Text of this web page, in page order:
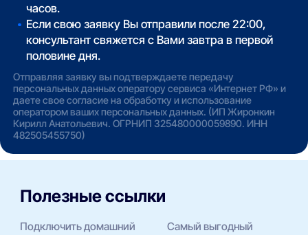
часов.
Если свою заявку Вы отправили после 22:00,
консультант свяжется с Вами завтра в первой
половине дня.
Отправляя заявку вы подтверждаете передачу
персональных данных оператору сервиса «Интернет РФ» и
даете свое согласие на обработку и использование
оператором ваших персональных данных. (ИП Жиронкин
Кирилл Анатольевич. ОГРНИП 325480000059890. ИНН
482505455750)
Полезные ссылки
Подключить домашний
Самый выгодный